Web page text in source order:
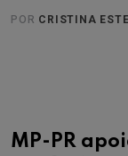
POR CRISTINA
MP-PR